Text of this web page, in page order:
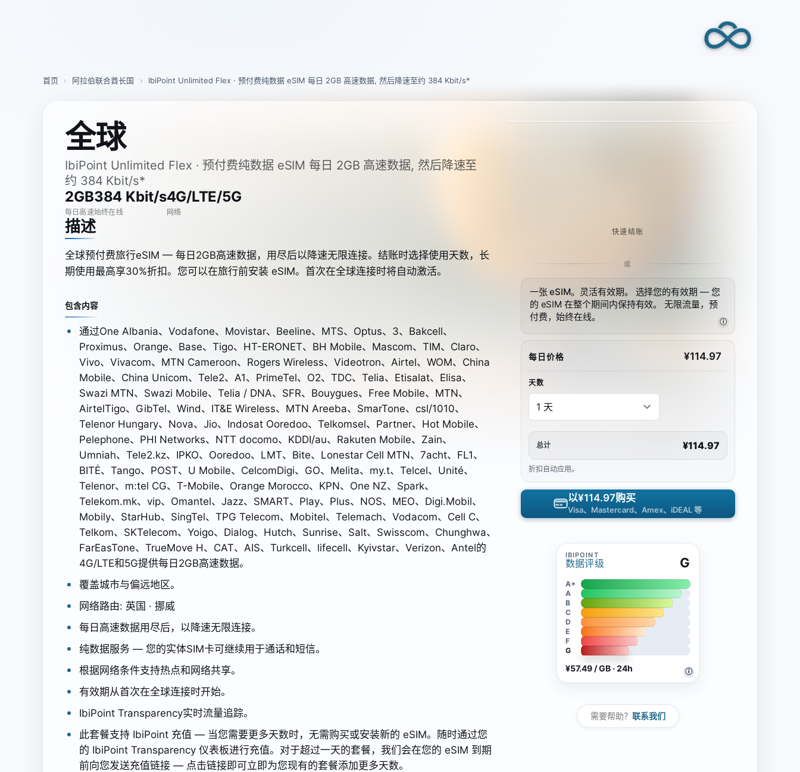
首页 › 阿拉伯联合酋长国 › IbiPoint Unlimited Flex · 预付费纯数据 eSIM 每日 2GB 高速数据, 然后降速至约 384 Kbit/s*
全球
IbiPoint Unlimited Flex · 预付费纯数据 eSIM 每日 2GB 高速数据, 然后降速至
约 384 Kbit/s*
2GB
每日高速
384 Kbit/s
始终在线
4G/LTE/5G
网络
描述
全球预付费旅行eSIM — 每日2GB高速数据，用尽后以降速无限连接。结账时选择使用天数，长
期使用最高享30%折扣。您可以在旅行前安装 eSIM。首次在全球连接时将自动激活。
包含内容
通过One Albania、Vodafone、Movistar、Beeline、MTS、Optus、3、Bakcell、
Proximus、Orange、Base、Tigo、HT-ERONET、BH Mobile、Mascom、TIM、Claro、
Vivo、Vivacom、MTN Cameroon、Rogers Wireless、Videotron、Airtel、WOM、China
Mobile、China Unicom、Tele2、A1、PrimeTel、O2、TDC、Telia、Etisalat、Elisa、
Swazi MTN、Swazi Mobile、Telia / DNA、SFR、Bouygues、Free Mobile、MTN、
AirtelTigo、GibTel、Wind、IT&E Wireless、MTN Areeba、SmarTone、csl/1010、
Telenor Hungary、Nova、Jio、Indosat Ooredoo、Telkomsel、Partner、Hot Mobile、
Pelephone、PHI Networks、NTT docomo、KDDI/au、Rakuten Mobile、Zain、
Umniah、Tele2.kz、IPKO、Ooredoo、LMT、Bite、Lonestar Cell MTN、7acht、FL1、
BITĖ、Tango、POST、U Mobile、CelcomDigi、GO、Melita、my.t、Telcel、Unité、
Telenor、m:tel CG、T-Mobile、Orange Morocco、KPN、One NZ、Spark、
Telekom.mk、vip、Omantel、Jazz、SMART、Play、Plus、NOS、MEO、Digi.Mobil、
Mobily、StarHub、SingTel、TPG Telecom、Mobitel、Telemach、Vodacom、Cell C、
Telkom、SKTelecom、Yoigo、Dialog、Hutch、Sunrise、Salt、Swisscom、Chunghwa、
FarEasTone、TrueMove H、CAT、AIS、Turkcell、lifecell、Kyivstar、Verizon、Antel的
4G/LTE和5G提供每日2GB高速数据。
覆盖城市与偏远地区。
网络路由: 英国 · 挪威
每日高速数据用尽后，以降速无限连接。
纯数据服务 — 您的实体SIM卡可继续用于通话和短信。
根据网络条件支持热点和网络共享。
有效期从首次在全球连接时开始。
IbiPoint Transparency实时流量追踪。
此套餐支持 IbiPoint 充值 — 当您需要更多天数时，无需购买或安装新的 eSIM。随时通过您
的 IbiPoint Transparency 仪表板进行充值。对于超过一天的套餐，我们会在您的 eSIM 到期
前向您发送充值链接 — 点击链接即可立即为您现有的套餐添加更多天数。
快速结账
或
一张 eSIM。灵活有效期。
选择您的有效期 — 您
的 eSIM 在整个期间内保持有效。 无限流量，预
付费，始终在线。
ⓘ
每日价格 ¥114.97
天数
总计 ¥114.97
折扣自动应用。
以¥114.97购买
Visa、Mastercard、Amex、iDEAL 等
数据评级
ⓘ
G
A+
A
B
C
D
E
F
G
¥57.49 / GB · 24h
需要帮助？ 联系我们